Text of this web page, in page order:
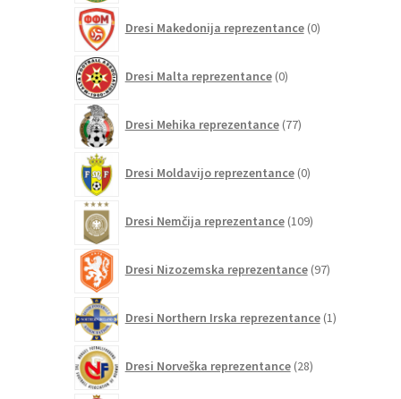
Dresi Makedonija reprezentance 0izdelkov
Dresi Malta reprezentance 0izdelkov
Dresi Mehika reprezentance 77izdelkov
Dresi Moldavijo reprezentance 0izdelkov
Dresi Nemčija reprezentance 109izdelkov
Dresi Nizozemska reprezentance 97izdelkov
Dresi Northern Irska reprezentance 1izdelek
Dresi Norveška reprezentance 28izdelkov